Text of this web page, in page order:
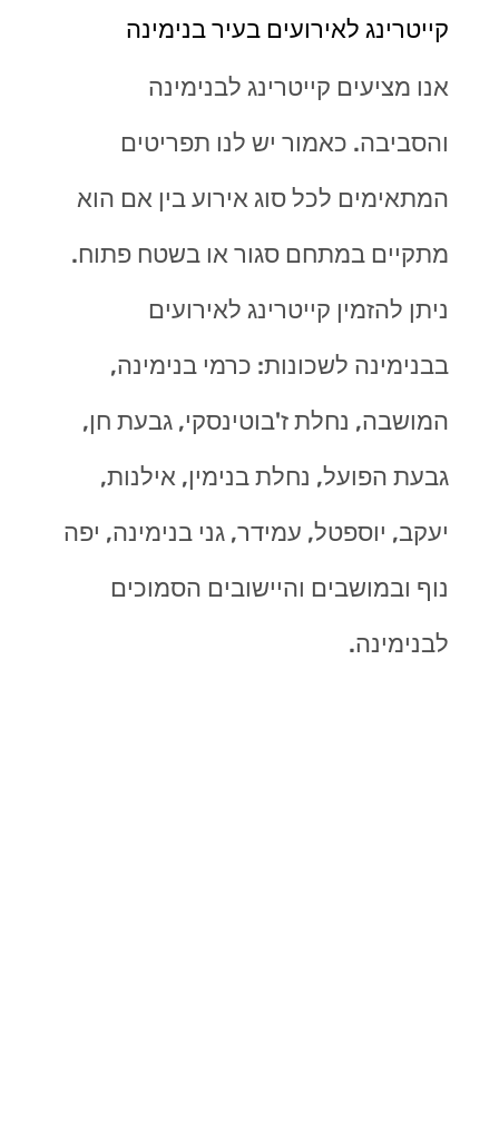
קייטרינג לאירועים בעיר בנימינה
אנו מציעים קייטרינג לבנימינה
והסביבה. כאמור יש לנו תפריטים
המתאימים לכל סוג אירוע בין אם הוא
מתקיים במתחם סגור או בשטח פתוח.
ניתן להזמין קייטרינג לאירועים
בבנימינה לשכונות: כרמי בנימינה,
המושבה, נחלת ז'בוטינסקי, גבעת חן,
גבעת הפועל, נחלת בנימין, אילנות,
יעקב, יוספטל, עמידר, גני בנימינה, יפה
נוף ובמושבים והיישובים הסמוכים
לבנימינה.